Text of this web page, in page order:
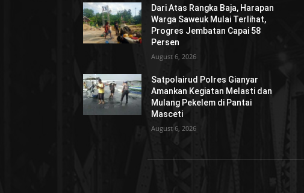
Dari Atas Rangka Baja, Harapan
Warga Saweuk Mulai Terlihat,
Progres Jembatan Capai 58
Persen
August 6, 2026
Satpolairud Polres Gianyar
Amankan Kegiatan Melasti dan
Mulang Pekelem di Pantai
Masceti
August 6, 2026